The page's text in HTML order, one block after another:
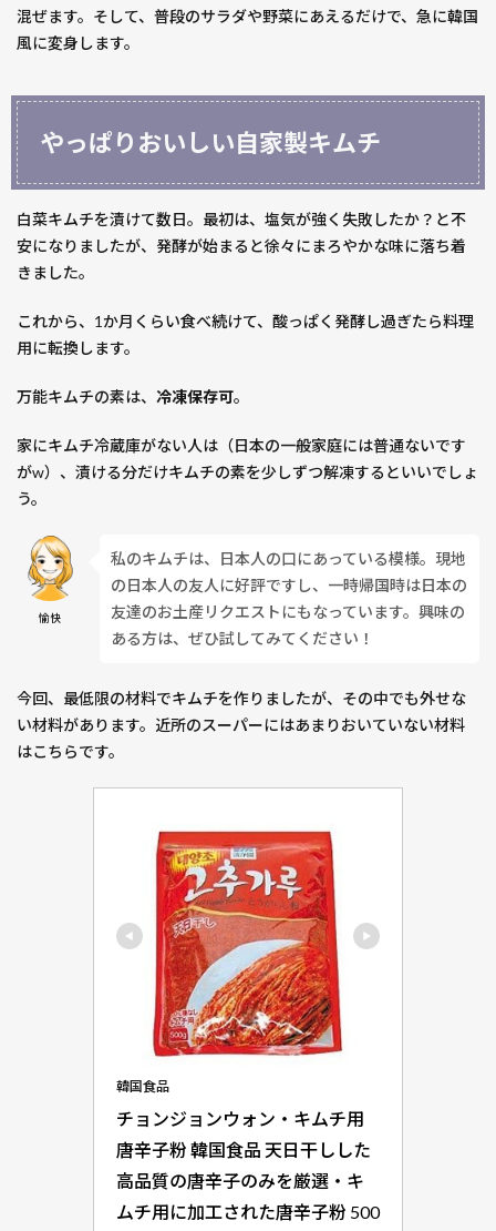
混ぜます。そして、普段のサラダや野菜にあえるだけで、急に韓国
風に変身します。
やっぱりおいしい自家製キムチ
白菜キムチを漬けて数日。最初は、塩気が強く失敗したか？と不
安になりましたが、発酵が始まると徐々にまろやかな味に落ち着
きました。
これから、1か月くらい食べ続けて、酸っぱく発酵し過ぎたら料理
用に転換します。
万能キムチの素は、 冷凍保存可。
家にキムチ冷蔵庫がない人は（日本の一般家庭には普通ないです
がw）、漬ける分だけキムチの素を少しずつ解凍するといいでしょ
う。
愉快
私のキムチは、日本人の口にあっている模様。現地
の日本人の友人に好評ですし、一時帰国時は日本の
友達のお土産リクエストにもなっています。興味の
ある方は、ぜひ試してみてください！
今回、最低限の材料でキムチを作りましたが、その中でも外せな
い材料があります。近所のスーパーにはあまりおいていない材料
はこちらです。
韓国食品
チョンジョンウォン・キムチ用
唐辛子粉 韓国食品 天日干しした
高品質の唐辛子のみを厳選・キ
ムチ用に加工された唐辛子粉 500